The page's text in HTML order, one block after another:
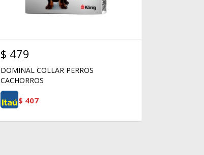
$ 479
DOMINAL COLLAR PERROS
CACHORROS
$ 407